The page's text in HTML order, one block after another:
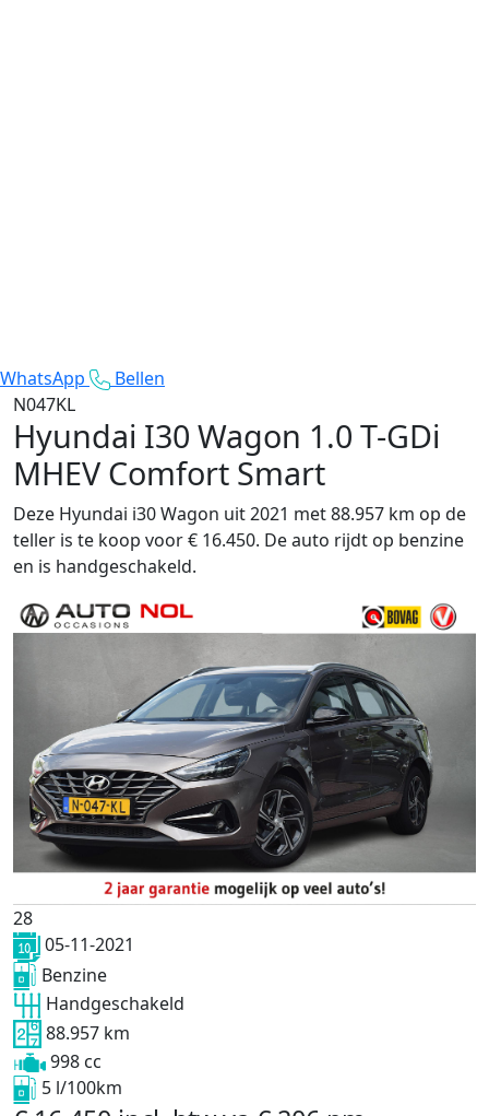
WhatsApp
Bellen
N047KL
Hyundai I30 Wagon 1.0 T-GDi
MHEV Comfort Smart
Deze Hyundai i30 Wagon uit 2021 met 88.957 km op de
teller is te koop voor € 16.450. De auto rijdt op benzine
en is handgeschakeld.
28
05-11-2021
Benzine
Handgeschakeld
88.957 km
998 cc
5 l/100km